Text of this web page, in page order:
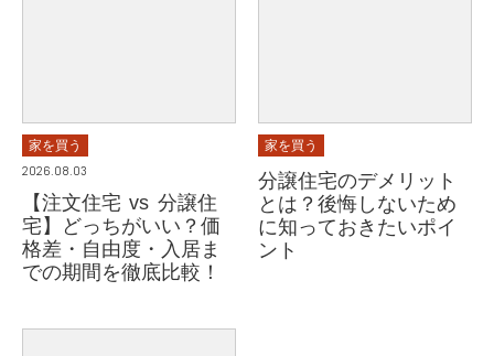
家を買う
2026.08.03
【注文住宅 vs 分譲住
宅】どっちがいい？価
格差・自由度・入居ま
での期間を徹底比較！
家を買う
分譲住宅のデメリット
とは？後悔しないため
に知っておきたいポイ
ント